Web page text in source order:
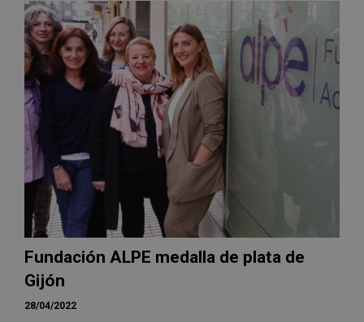
Fundación ALPE medalla de plata de
Gijón
28/04/2022